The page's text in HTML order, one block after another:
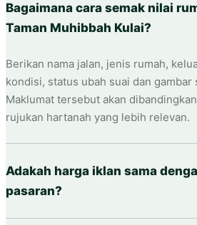
Bagaimana cara semak nilai
Taman Muhibbah Kulai?
Berikan nama jalan, jenis rumah,
kondisi, status ubah suai dan gambar
Maklumat tersebut akan
rujukan hartanah yang lebih relevan.
Adakah harga iklan sama
pasaran?